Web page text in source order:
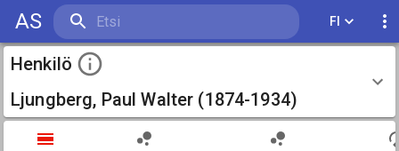
AS FI
Henkilö
Ljungberg, Paul Walter (1874-1934)